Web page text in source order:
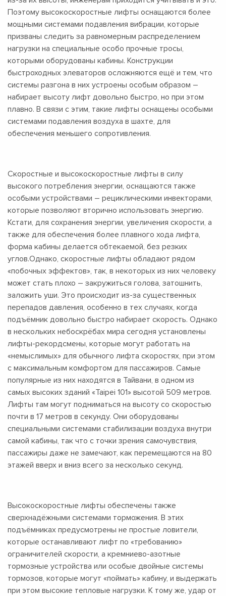
Поэтому высокоскоростные лифты оснащаются более
мощными системами подавления вибрации, которые
призваны следить за равномерным распределением
нагрузки на специальные особо прочные тросы,
которыми оборудованы кабины. Конструкции
быстроходных элеваторов осложняются ещё и тем, что
системы разгона в них устроены особым образом –
набирает высоту лифт довольно быстро, но при этом
плавно. В связи с этим, такие лифты оснащены особыми
системами подавления воздуха в шахте, для
обеспечения меньшего сопротивления.
Скоростные и высокоскоростные лифты в силу
высокого потребления энергии, оснащаются также
особыми устройствами – рециклическими инвекторами,
которые позволяют вторично использовать энергию.
Кстати, для сохранения энергии, увеличения скорости, а
также для обеспечения более плавного хода лифта,
форма кабины делается обтекаемой, без резких
углов.Однако, скоростные лифты обладают рядом
«побочных эффектов», так, в некоторых из них человеку
может стать плохо – закружиться голова, затошнить,
заложить уши. Это происходит из-за существенных
перепадов давления, особенно в тех случаях, когда
подъёмник довольно быстро набирает скорость. Однако
в нескольких небоскрёбах мира сегодня установлены
лифты-рекордсмены, которые могут работать на
«немыслимых» для обычного лифта скоростях, при этом
с максимальным комфортом для пассажиров. Самые
популярные из них находятся в Тайвани, в одном из
самых высоких зданий «Taipei 101» высотой 509 метров.
Лифты там могут подниматься на высоту со скоростью
почти в 17 метров в секунду. Они оборудованы
специальными системами стабилизации воздуха внутри
самой кабины, так что с точки зрения самочувствия,
пассажиры даже не замечают, как перемещаются на 80
этажей вверх и вниз всего за несколько секунд.
Высокоскоростные лифты обеспечены также
сверхнадёжными системами торможения. В этих
подъёмниках предусмотрены не простые ловители,
которые останавливают лифт по «требованию»
ограничителей скорости, а кремниево-азотные
тормозные устройства или особые двойные системы
тормозов, которые могут «поймать» кабину, и выдержать
при этом высокие тепловые нагрузки. К тому же, удар от